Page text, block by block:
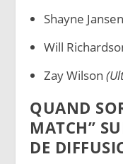
Shayne
Will
Zay Wilson
QUAND
MATCH”
DE